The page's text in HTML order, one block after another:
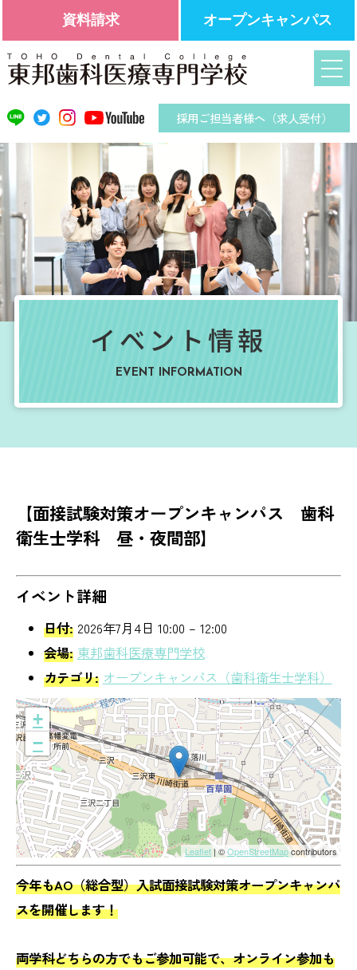
採用ご担当者様へ（求人受付）
イベント情報
EVENT INFORMATION
【面接試験対策オープンキャンパス 歯科
衛生士学科 昼・夜間部】
イベント詳細
日付: 2026年7月4日 10:00 – 12:00
会場: 東邦歯科医療専門学校
カテゴリ: オープンキャンパス（歯科衛生士学科）
+
−
Leaflet| ©OpenStreetMapcontributors
今年もAO（総合型）入試面接試験対策オープンキャンパ
スを開催します！
両学科どちらの方でもご参加可能で、オンライン参加も
資料請求 オープンキャンパス